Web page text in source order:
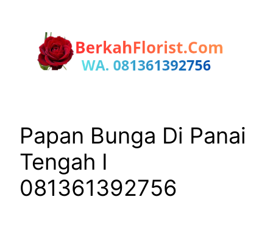
Papan Bunga Di Panai
Tengah I
081361392756